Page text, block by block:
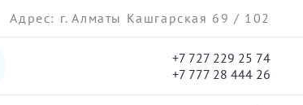
Адрес: г. Алматы Кашгарская 69 / 102
+7 727 229 25 74
+7 777 28 444 26